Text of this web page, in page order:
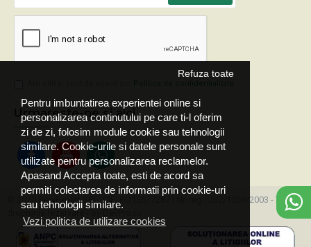
Pentru imbuntatirea experientei online si
personalizarea continutului pe care ti-l oferim
zi de zi, folosim module cookie sau tehnologii
similare. Cookie-urile si datele personale sunt
utilizate pentru personalizarea reclamelor.
Apasand Accepta toate, esti de acord sa
permiti colectarea de informatii prin cookie-uri
sau tehnologii similare.
Vezi politica de utilizare cookies
Refuza toate
Urmareste-ne si aici
© 2025 ServExpert SRL, CIF: RO15677287 | Nr. reg.: J32/1059/2003 - Toate
drepturile rezervate - by DevPro.ro